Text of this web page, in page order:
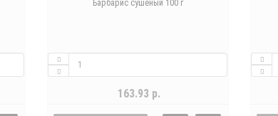
Барбарис сушеный 100 г
163.93 р.